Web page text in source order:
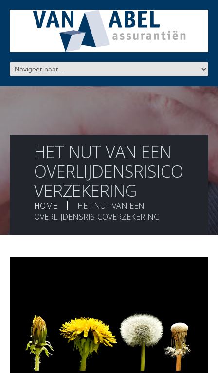
HET NUT VAN EEN
OVERLIJDENSRISICO
VERZEKERING
HOME
HET NUT VAN EEN
OVERLIJDENSRISICOVERZEKERING